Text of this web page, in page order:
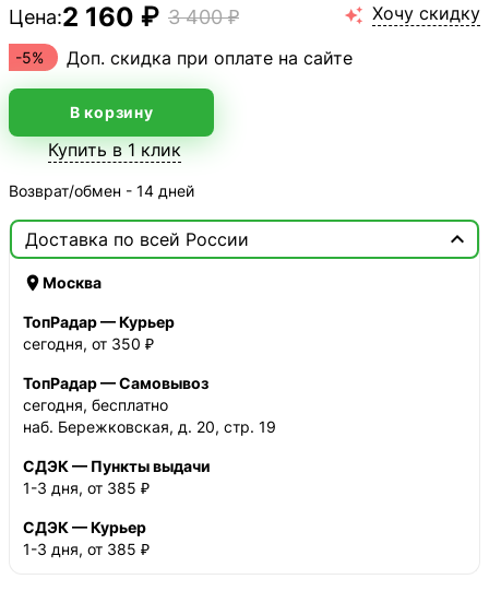
Цена:2 160 ₽ 3 400 ₽  Хочу скидку
-5% Доп. скидка при оплате на сайте
В корзину
Купить в 1 клик
Возврат/обмен - 14 дней
Доставка по всей России 
Москва
ТопРадар — Курьер
сегодня, от 350 ₽
ТопРадар — Самовывоз
сегодня, бесплатно
наб. Бережковская, д. 20, стр. 19
СДЭК — Пункты выдачи
1-3 дня, от 385 ₽
СДЭК — Курьер
1-3 дня, от 385 ₽